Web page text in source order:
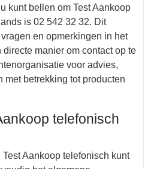
kunt bellen om Test Aankoop
is 02 542 32 32. Dit
en opmerkingen in het
manier om contact op te
voor advies,
met betrekking tot producten
telefonisch
Aankoop telefonisch kunt